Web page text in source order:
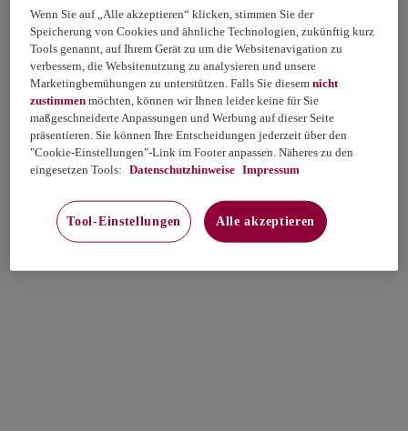
Wenn Sie auf „Alle akzeptieren“ klicken, stimmen Sie der
Speicherung von Cookies und ähnliche Technologien, zukünftig kurz
Tools genannt, auf Ihrem Gerät zu um die Websitenavigation zu
verbessern, die Websitenutzung zu analysieren und unsere
Marketingbemühungen zu unterstützen. Falls Sie diesemnicht
zustimmen möchten, können wir Ihnen leider keine für Sie
maßgeschneiderte Anpassungen und Werbung auf dieser Seite
präsentieren. Sie können Ihre Entscheidungen jederzeit über den
"Cookie-Einstellungen"-Link im Footer anpassen. Näheres zu den
eingesetzen Tools: Datenschutzhinweise Impressum
Tool-Einstellungen Alle akzeptieren